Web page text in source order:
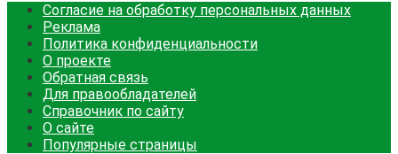
Согласие на обработку персональных данных
Реклама
Политика конфиденциальности
О проекте
Обратная связь
Для правообладателей
Справочник по сайту
О сайте
Популярные страницы